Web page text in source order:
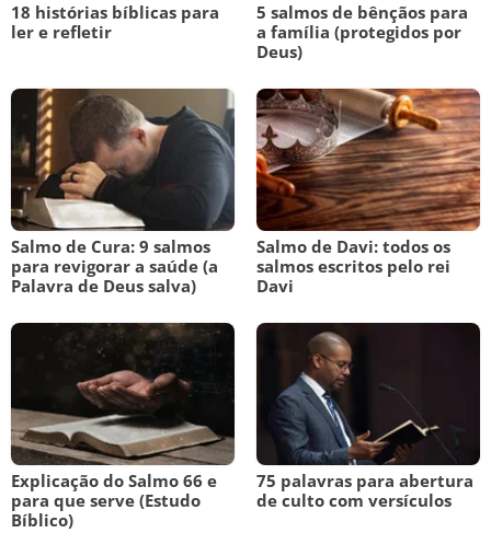
18 histórias bíblicas para
ler e refletir
5 salmos de bênçãos para
a família (protegidos por
Deus)
Salmo de Cura: 9 salmos
para revigorar a saúde (a
Palavra de Deus salva)
Salmo de Davi: todos os
salmos escritos pelo rei
Davi
Explicação do Salmo 66 e
para que serve (Estudo
Bíblico)
75 palavras para abertura
de culto com versículos